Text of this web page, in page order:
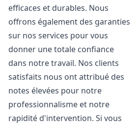
efficaces et durables. Nous
offrons également des garanties
sur nos services pour vous
donner une totale confiance
dans notre travail. Nos clients
satisfaits nous ont attribué des
notes élevées pour notre
professionnalisme et notre
rapidité d'intervention. Si vous